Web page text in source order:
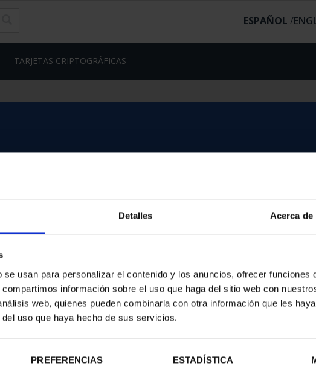
Detalles Acerca de
usan para personalizar el contenido y los anuncios, ofrecer funciones
información sobre el uso que haga del sitio web con
web, quienes pueden combinarla con otra información que les
uso que haya hecho de sus servicios.
PREFERENCIAS ESTADÍSTICA
ESPAÑOL /
TARJETAS CRIPTOGRÁFICAS